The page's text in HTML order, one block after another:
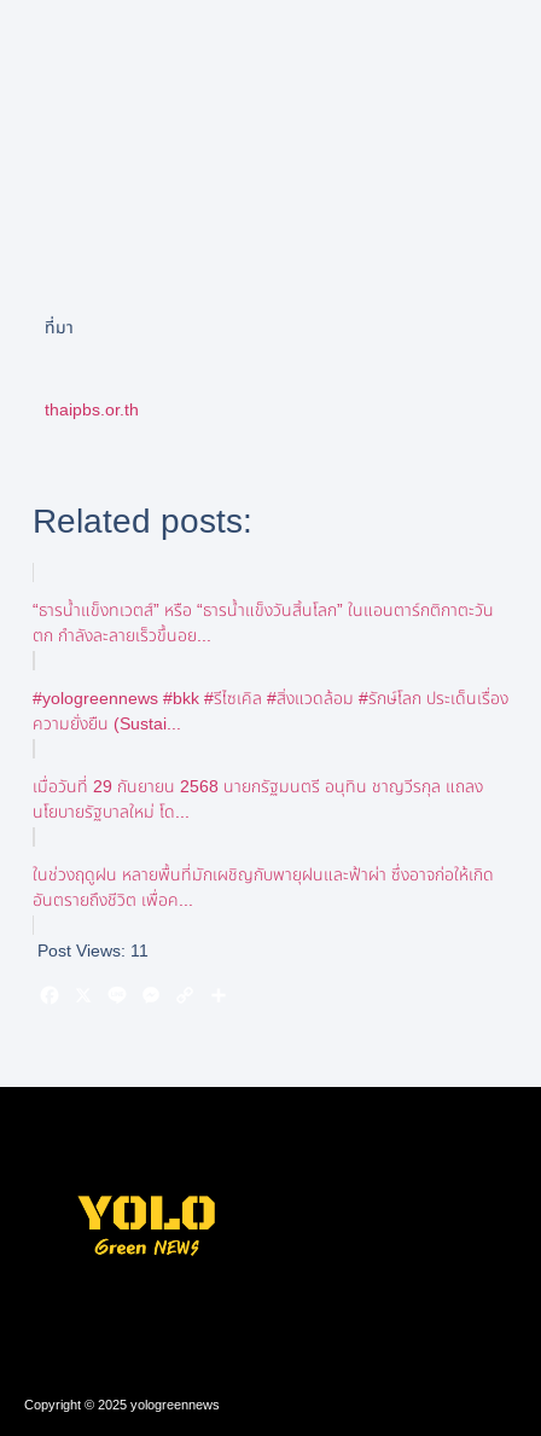
ที่มา
thaipbs.or.th
Related posts:
“ธารน้ำแข็งทเวตส์” หรือ “ธารน้ำแข็งวันสิ้นโลก” ในแอนตาร์กติกาตะวัน
ตก กำลังละลายเร็วขึ้นอย...
#yologreennews #bkk #รีไซเคิล #สิ่งแวดล้อม #รักษ์โลก ประเด็นเรื่อง
ความยั่งยืน (Sustai...
เมื่อวันที่ 29 กันยายน 2568 นายกรัฐมนตรี อนุทิน ชาญวีรกุล แถลง
นโยบายรัฐบาลใหม่ โด...
ในช่วงฤดูฝน หลายพื้นที่มักเผชิญกับพายุฝนและฟ้าผ่า ซึ่งอาจก่อให้เกิด
อันตรายถึงชีวิต เพื่อค...
Post Views: 11
Copyright © 2025 yologreennews